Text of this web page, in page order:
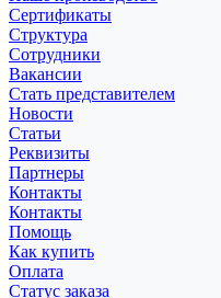
Сертификаты
Структура
Сотрудники
Вакансии
Стать представителем
Новости
Статьи
Реквизиты
Партнеры
Контакты
Контакты
Помощь
Как купить
Оплата
Статус заказа